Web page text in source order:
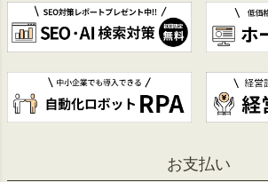
お支払い